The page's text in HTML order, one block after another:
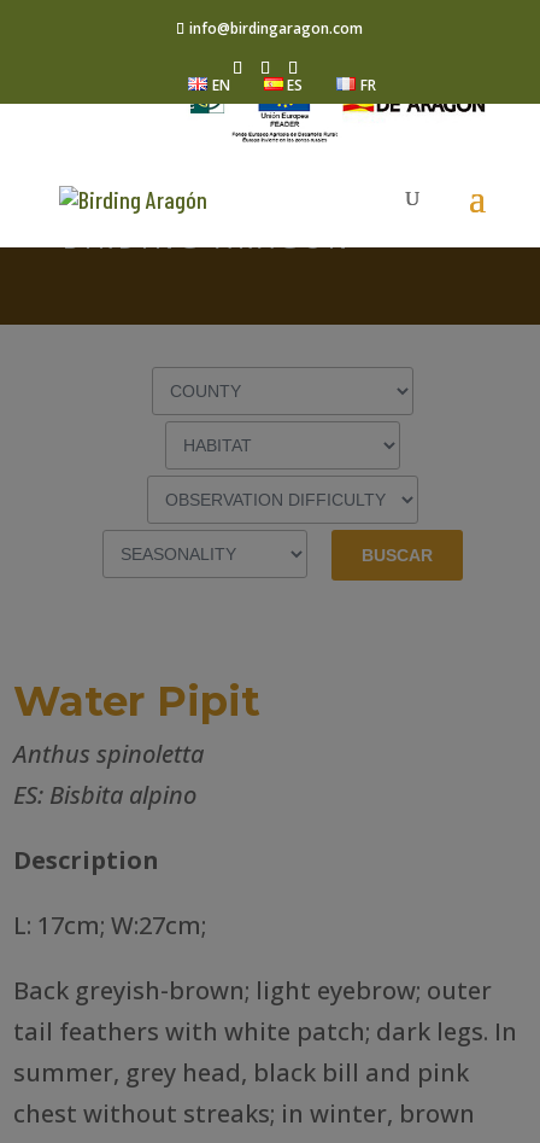
info@birdingaragon.com
EN ES FR
WATER PIPIT
BIRDING ARAGÓN
Water Pipit
Anthus spinoletta
ES: Bisbita alpino
Description
L: 17cm; W:27cm;
Back greyish-brown; light eyebrow; outer
tail feathers with white patch; dark legs. In
summer, grey head, black bill and pink
chest without streaks; in winter, brown